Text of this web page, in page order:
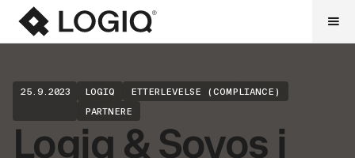
25.9.2023 LOGIQ
ETTERLEVELSE (COMPLIANCE)
PARTNERE
Logiq & Sovos i